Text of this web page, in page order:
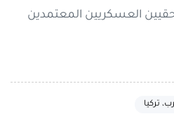
العسكريين المعتمدين
تركيا